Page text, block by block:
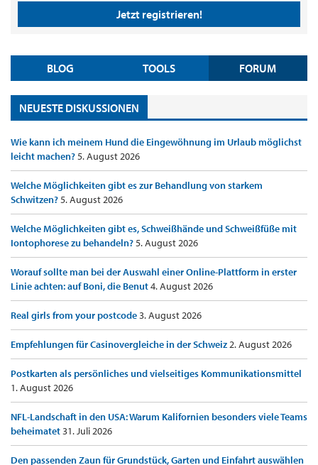
Jetzt registrieren!
BLOG TOOLS FORUM
NEUESTE DISKUSSIONEN
Wie kann ich meinem Hund die Eingewöhnung im Urlaub möglichst
leicht machen?5. August 2026
Welche Möglichkeiten gibt es zur Behandlung von starkem
Schwitzen?5. August 2026
Welche Möglichkeiten gibt es, Schweißhände und Schweißfüße mit
Iontophorese zu behandeln?5. August 2026
Worauf sollte man bei der Auswahl einer Online-Plattform in erster
Linie achten: auf Boni, die Benut4. August 2026
Real girls from your postcode3. August 2026
Empfehlungen für Casinovergleiche in der Schweiz2. August 2026
Postkarten als persönliches und vielseitiges Kommunikationsmittel
1. August 2026
NFL-Landschaft in den USA: Warum Kalifornien besonders viele Teams
beheimatet31. Juli 2026
Den passenden Zaun für Grundstück, Garten und Einfahrt auswählen